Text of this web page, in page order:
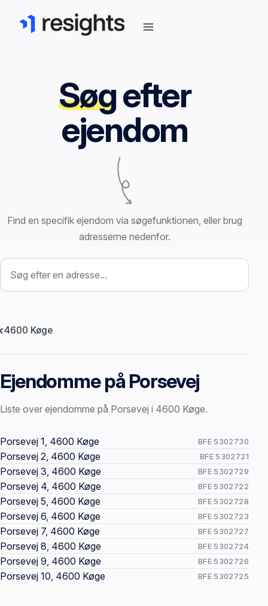
Søgefter
ejendom
Find en specifik ejendom via søgefunktionen, eller brug
adresserne nedenfor.
Søg efter ejendom
4600 Køge
Ejendomme på Porsevej
Liste over ejendomme på Porsevej i 4600 Køge.
Offentlige ejendomssider
Porsevej 1, 4600 Køge BFE 5302730
Porsevej 2, 4600 Køge BFE 5302721
Porsevej 3, 4600 Køge BFE 5302729
Porsevej 4, 4600 Køge BFE 5302722
Porsevej 5, 4600 Køge BFE 5302728
Porsevej 6, 4600 Køge BFE 5302723
Porsevej 7, 4600 Køge BFE 5302727
Porsevej 8, 4600 Køge BFE 5302724
Porsevej 9, 4600 Køge BFE 5302726
Porsevej 10, 4600 Køge BFE 5302725